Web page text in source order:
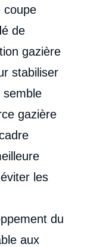
coupe
de
gazière
stabiliser
semble
gazière
les
du
aux